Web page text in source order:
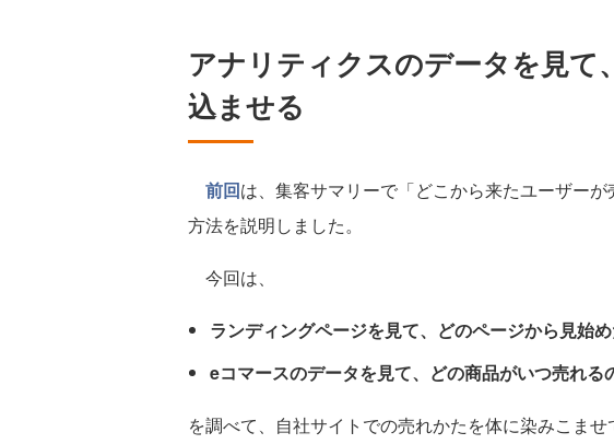
アナリティクスのデータを見て
込ませる
前回は、集客サマリーで「どこから来たユーザー
方法を説明しました。
今回は、
ランディングページを見て、どのページから見始
eコマースのデータを見て、どの商品がいつ売れる
を調べて、自社サイトでの売れかたを体に染みこませ